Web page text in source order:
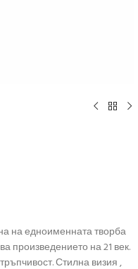
на едноименната творба
произведението на 21 век.
Стилна визия ,